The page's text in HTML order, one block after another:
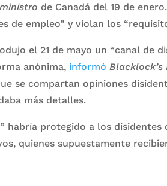
de Canadá del 19 de
de empleo” y violan los
el 21 de mayo un “canal de
anónima, informó Blacklock’s
se compartan opiniones
más detalles.
habría protegido a los disidentes
quienes supuestamente